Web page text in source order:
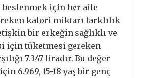
beslenmek için her aile
kalori miktarı farklılık
bir erkeğin sağlıklı ve
için tüketmesi gereken
7.347 liradır. Bu değer
6.969, 15-18 yaş bir genç